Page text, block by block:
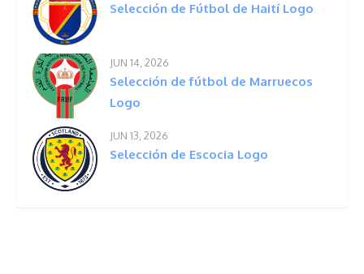
Selección de Fútbol de Haití Logo
JUN 14, 2026
Selección de fútbol de Marruecos
Logo
JUN 13, 2026
Selección de Escocia Logo